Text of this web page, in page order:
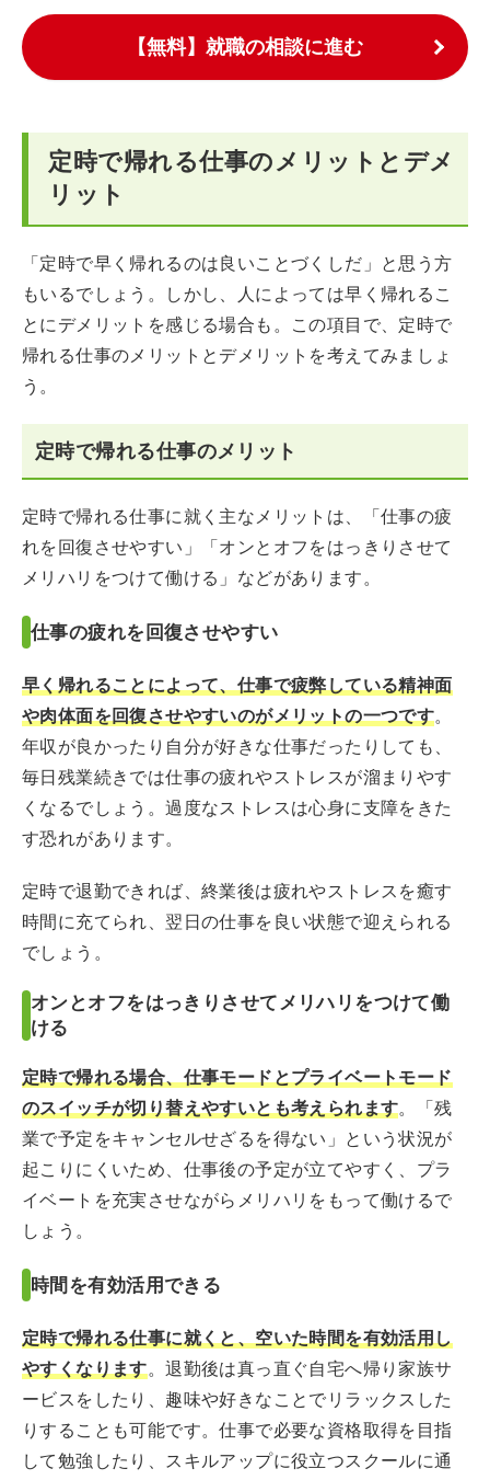
【無料】就職の相談に進む
定時で帰れる仕事のメリットとデメ
リット
「定時で早く帰れるのは良いことづくしだ」と思う方
もいるでしょう。しかし、人によっては早く帰れるこ
とにデメリットを感じる場合も。この項目で、定時で
帰れる仕事のメリットとデメリットを考えてみましょ
う。
定時で帰れる仕事のメリット
定時で帰れる仕事に就く主なメリットは、「仕事の疲
れを回復させやすい」「オンとオフをはっきりさせて
メリハリをつけて働ける」などがあります。
仕事の疲れを回復させやすい
早く帰れることによって、仕事で疲弊している精神面
や肉体面を回復させやすいのがメリットの一つです。
年収が良かったり自分が好きな仕事だったりしても、
毎日残業続きでは仕事の疲れやストレスが溜まりやす
くなるでしょう。過度なストレスは心身に支障をきた
す恐れがあります。
定時で退勤できれば、終業後は疲れやストレスを癒す
時間に充てられ、翌日の仕事を良い状態で迎えられる
でしょう。
オンとオフをはっきりさせてメリハリをつけて働
ける
定時で帰れる場合、仕事モードとプライベートモード
のスイッチが切り替えやすいとも考えられます。「残
業で予定をキャンセルせざるを得ない」という状況が
起こりにくいため、仕事後の予定が立てやすく、プラ
イベートを充実させながらメリハリをもって働けるで
しょう。
時間を有効活用できる
定時で帰れる仕事に就くと、空いた時間を有効活用し
やすくなります。退勤後は真っ直ぐ自宅へ帰り家族サ
ービスをしたり、趣味や好きなことでリラックスした
りすることも可能です。仕事で必要な資格取得を目指
して勉強したり、スキルアップに役立つスクールに通